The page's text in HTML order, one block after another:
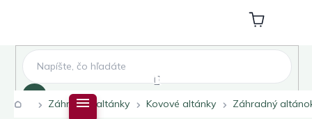
Nákupný
košík
DomovZáhradné altánky Kovové altánky Záhradný